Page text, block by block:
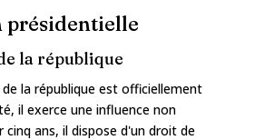
présidentielle
la république
la république est officiellement
il exerce une influence non
cinq ans, il dispose d'un droit de